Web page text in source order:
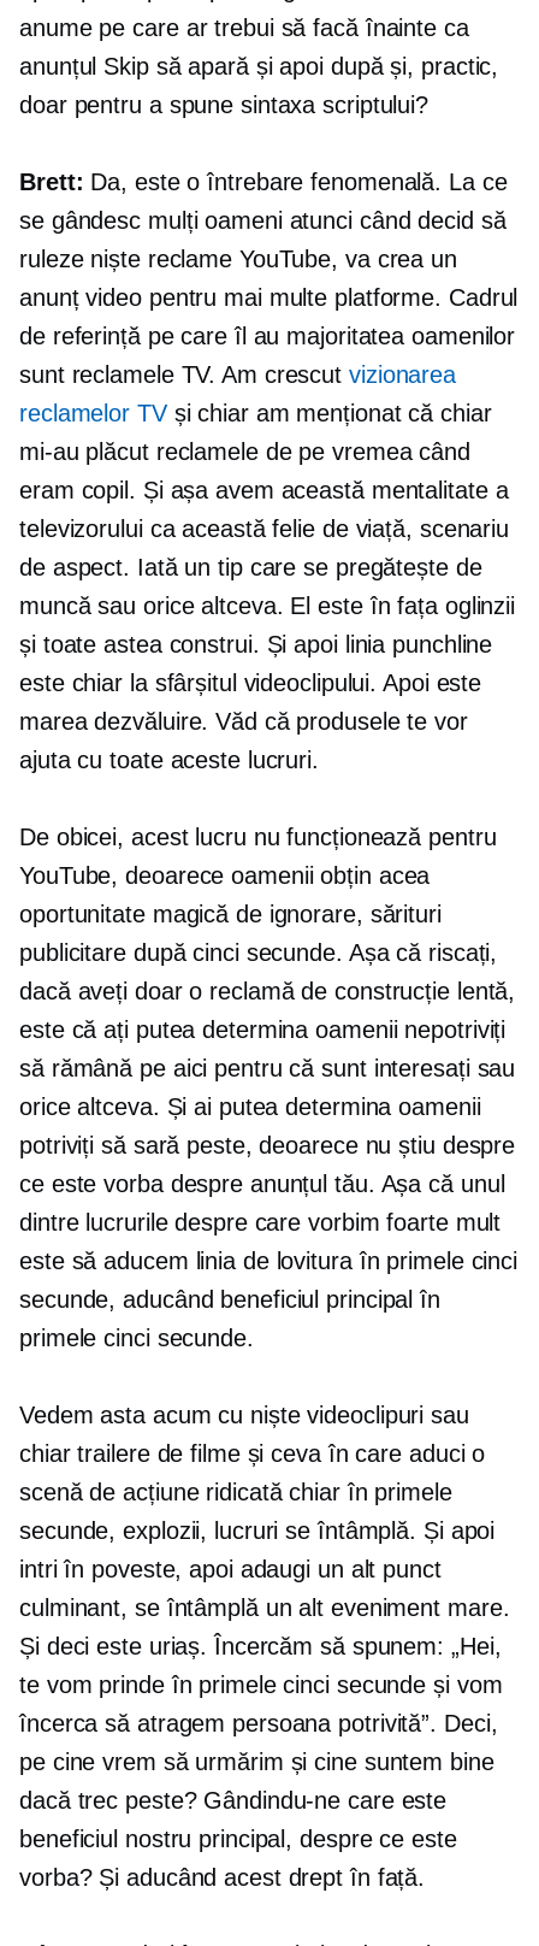
anume pe care ar trebui să facă înainte ca
anunțul Skip să apară și apoi după și, practic,
doar pentru a spune sintaxa scriptului?
Brett: Da, este o întrebare fenomenală. La ce
se gândesc mulți oameni atunci când decid să
ruleze niște reclame YouTube, va crea un
anunț video pentru mai multe platforme. Cadrul
de referință pe care îl au majoritatea oamenilor
sunt reclamele TV. Am crescut vizionarea
reclamelor TVși chiar am menționat că chiar
mi-au plăcut reclamele de pe vremea când
eram copil. Și așa avem această mentalitate a
televizorului ca această felie de viață, scenariu
de aspect. Iată un tip care se pregătește de
muncă sau orice altceva. El este în fața oglinzii
și toate astea construi. Și apoi linia punchline
este chiar la sfârșitul videoclipului. Apoi este
marea dezvăluire. Văd că produsele te vor
ajuta cu toate aceste lucruri.
De obicei, acest lucru nu funcționează pentru
YouTube, deoarece oamenii obțin acea
oportunitate magică de ignorare, sărituri
publicitare după cinci secunde. Așa că riscați,
dacă aveți doar o reclamă de construcție lentă,
este că ați putea determina oamenii nepotriviți
să rămână pe aici pentru că sunt interesați sau
orice altceva. Și ai putea determina oamenii
potriviți să sară peste, deoarece nu știu despre
ce este vorba despre anunțul tău. Așa că unul
dintre lucrurile despre care vorbim foarte mult
este să aducem linia de lovitura în primele cinci
secunde, aducând beneficiul principal în
primele cinci secunde.
Vedem asta acum cu niște videoclipuri sau
chiar trailere de filme și ceva în care aduci o
scenă de acțiune ridicată chiar în primele
secunde, explozii, lucruri se întâmplă. Și apoi
intri în poveste, apoi adaugi un alt punct
culminant, se întâmplă un alt eveniment mare.
Și deci este uriaș. Încercăm să spunem: „Hei,
te vom prinde în primele cinci secunde și vom
încerca să atragem persoana potrivită”. Deci,
pe cine vrem să urmărim și cine suntem bine
dacă trec peste? Gândindu-ne care este
beneficiul nostru principal, despre ce este
vorba? Și aducând acest drept în față.